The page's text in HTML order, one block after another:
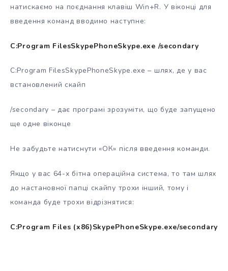
натискаємо на поєднання клавіш Win+R. У віконці для
введення команд вводимо наступне:
C:Program FilesSkypePhoneSkype.exe /secondary
C:Program FilesSkypePhoneSkype.exe – шлях, де у вас
встановлений скайп
/secondary – дає програмі зрозуміти, що буде запущено
ще одне віконце
Не забудьте натиснути «ОК» після введення команди.
Якщо у вас 64-х бітна операційна система, то там шлях
до настановної папці скайпу трохи інший, тому і
команда буде трохи відрізнятися:
C:Program Files (x86)SkypePhoneSkype.exe/secondary